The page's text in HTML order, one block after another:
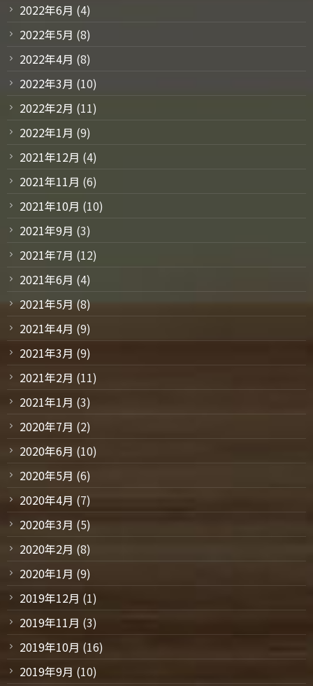
2022年6月 (4)
2022年5月 (8)
2022年4月 (8)
2022年3月 (10)
2022年2月 (11)
2022年1月 (9)
2021年12月 (4)
2021年11月 (6)
2021年10月 (10)
2021年9月 (3)
2021年7月 (12)
2021年6月 (4)
2021年5月 (8)
2021年4月 (9)
2021年3月 (9)
2021年2月 (11)
2021年1月 (3)
2020年7月 (2)
2020年6月 (10)
2020年5月 (6)
2020年4月 (7)
2020年3月 (5)
2020年2月 (8)
2020年1月 (9)
2019年12月 (1)
2019年11月 (3)
2019年10月 (16)
2019年9月 (10)